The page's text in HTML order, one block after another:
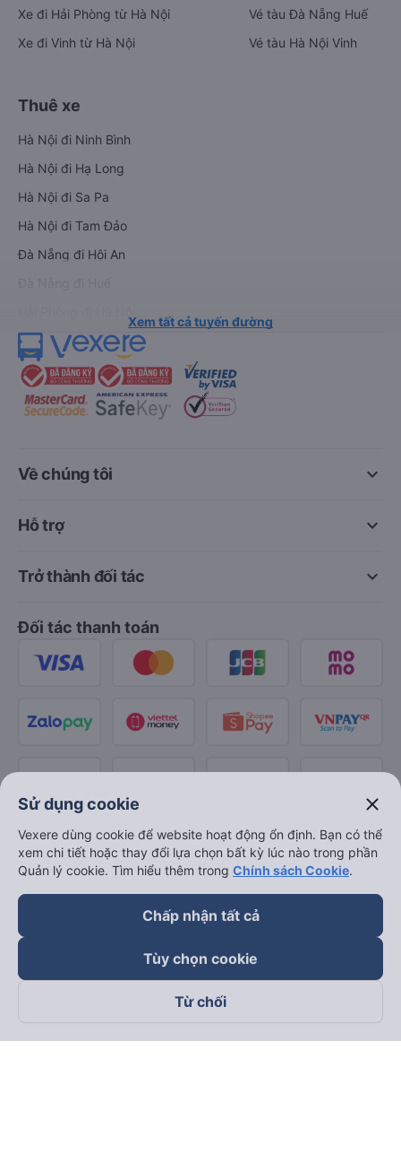
Xe đi Hải Phòng từ Hà Nội
Xe đi Vinh từ Hà Nội
Vé tàu Đà Nẵng Huế
Vé tàu Hà Nội Vinh
Thuê xe
Hà Nội đi Ninh Bình
Hà Nội đi Hạ Long
Hà Nội đi Sa Pa
Hà Nội đi Tam Đảo
Đà Nẵng đi Hội An
Xem tất cả tuyến đường
keyboard_arrow_down
Về chúng tôi
keyboard_arrow_down
Hỗ trợ
keyboard_arrow_down
Trở thành đối tác
Đối tác thanh toán
Theo dõi chúng tôi trên
Sử dụng cookie close
Vexere dùng cookie để website hoạt động ổn định. Bạn có thể
xem chi tiết hoặc thay đổi lựa chọn bất kỳ lúc nào trong phần
Quản lý cookie. Tìm hiểu thêm trong Chính sách Cookie.
Chấp nhận tất cả
Tùy chọn cookie
Từ chối